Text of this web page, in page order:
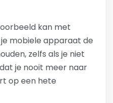
kan met
mobiele apparaat de
zelfs als je niet
je nooit meer naar
op een hete